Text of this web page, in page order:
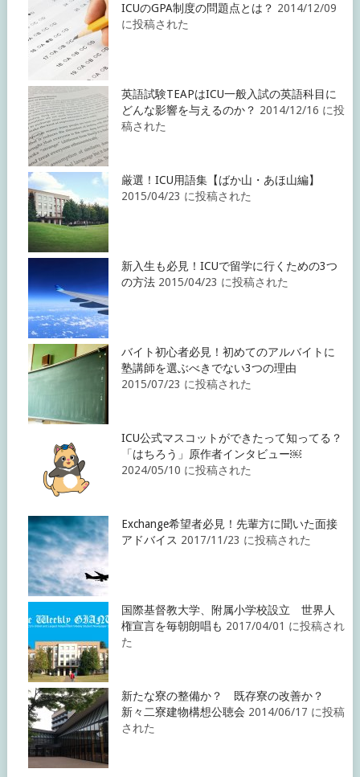
ICUのGPA制度の問題点とは？ 2014/12/09
に投稿された
英語試験TEAPはICU一般入試の英語科目に
どんな影響を与えるのか？ 2014/12/16 に投
稿された
厳選！ICU用語集【ばか山・あほ山編】
2015/04/23 に投稿された
新入生も必見！ICUで留学に行くための3つ
の方法 2015/04/23 に投稿された
バイト初心者必見！初めてのアルバイトに
塾講師を選ぶべきでない3つの理由
2015/07/23 に投稿された
ICU公式マスコットができたって知ってる？
「はちろう」原作者インタビュー￼
2024/05/10 に投稿された
Exchange希望者必見！先輩方に聞いた面接
アドバイス 2017/11/23 に投稿された
国際基督教大学、附属小学校設立 世界人
権宣言を毎朝朗唱も 2017/04/01 に投稿され
た
新たな寮の整備か？ 既存寮の改善か？
新々二寮建物構想公聴会 2014/06/17 に投稿
された